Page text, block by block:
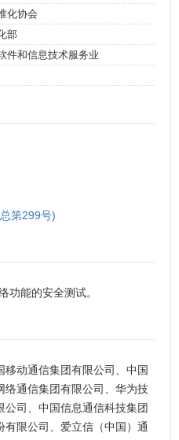
化协会
部
件和信息技术服务业
第299号)
功能的安全测试。
动通信集团有限公司、中国
络通信集团有限公司、华为技
司、中国信息通信科技集团
限公司、爱立信（中国）通